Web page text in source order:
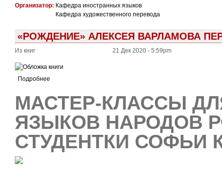
Организатор: Кафедра иностранных языков
Кафедра художественного перевода
«РОЖДЕНИЕ» АЛЕКСЕЯ ВАРЛАМОВА
Из книг 21 Дек 2020 - 5:59pm
Подробнее
МАСТЕР-КЛАССЫ
ЯЗЫКОВ НАРОДОВ
СТУДЕНТКИ СОФЬИ